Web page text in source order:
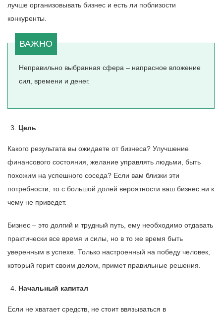
лучше организовывать бизнес и есть ли поблизости
конкуренты.
Неправильно выбранная сфера – напрасное вложение
сил, времени и денег.
Цель
Какого результата вы ожидаете от бизнеса? Улучшение
финансового состояния, желание управлять людьми, быть
похожим на успешного соседа? Если вам близки эти
потребности, то с большой долей вероятности ваш бизнес ни к
чему не приведет.
Бизнес – это долгий и трудный путь, ему необходимо отдавать
практически все время и силы, но в то же время быть
уверенным в успехе. Только настроенный на победу человек,
который горит своим делом, примет правильные решения.
Начальный капитал
Если не хватает средств, не стоит ввязываться в